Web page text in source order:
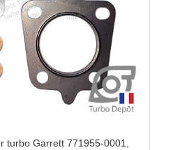
turbo Garrett 771955-0001,